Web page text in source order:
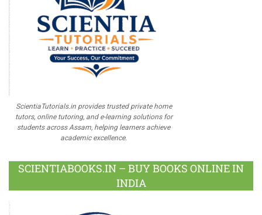
ScientiaTutorials.in provides trusted private home
tutors, online tutoring, and e-learning solutions for
students across Assam, helping learners achieve
academic excellence.
SCIENTIABOOKS.IN – BUY BOOKS ONLINE IN
INDIA